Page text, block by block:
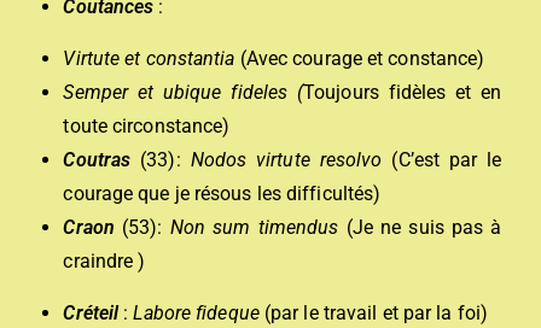
Coutances :
Virtute et constantia (Avec courage et constance)
Semper et ubique fideles (Toujours fidèles et en
toute circonstance)
Coutras (33): Nodos virtute resolvo (C’est par le
courage que je résous les difficultés)
Craon (53): Non sum timendus (Je ne suis pas à
craindre )
Créteil:Labore fideque(par le travail et par la foi)